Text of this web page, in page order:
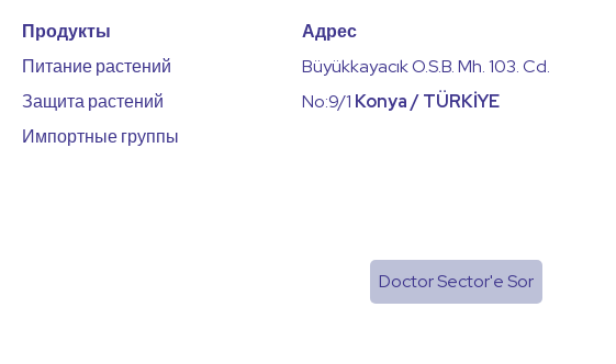
Doctor Sector'e Sor
Продукты
Питание растений
Защита растений
Импортные группы
Адрес
Büyükkayacık O.S.B. Mh. 103. Cd.
No:9/1 Konya / TÜRKİYE